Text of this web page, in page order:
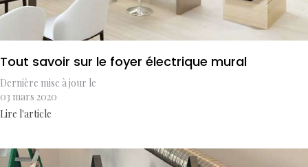
Tout savoir sur le foyer électrique mural
Dernière mise à jour le
03 mars 2020
Lire l'article